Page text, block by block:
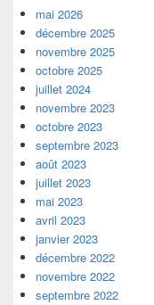
mai 2026
décembre 2025
novembre 2025
octobre 2025
juillet 2024
novembre 2023
octobre 2023
septembre 2023
août 2023
juillet 2023
mai 2023
avril 2023
janvier 2023
décembre 2022
novembre 2022
septembre 2022